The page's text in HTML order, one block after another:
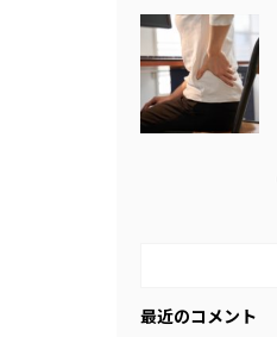
最近のコメント